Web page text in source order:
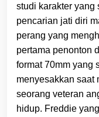
studi karakter yang
pencarian jati diri
perang yang
pertama penonton
format 70mm yang
menyesakkan saat
seorang veteran
hidup. Freddie